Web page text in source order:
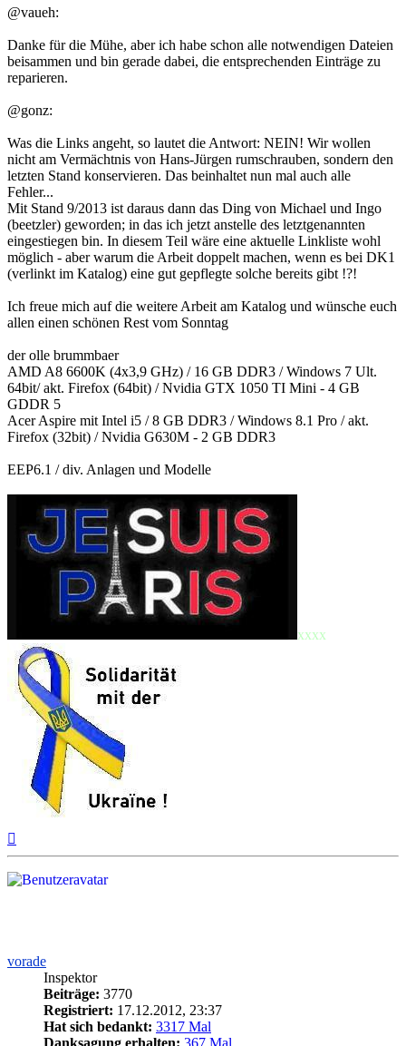
@vaueh:
Danke für die Mühe, aber ich habe schon alle notwendigen Dateien
beisammen und bin gerade dabei, die entsprechenden Einträge zu
reparieren.
@gonz:
Was die Links angeht, so lautet die Antwort: NEIN! Wir wollen
nicht am Vermächtnis von Hans-Jürgen rumschrauben, sondern den
letzten Stand konservieren. Das beinhaltet nun mal auch alle
Fehler...
Mit Stand 9/2013 ist daraus dann das Ding von Michael und Ingo
(beetzler) geworden; in das ich jetzt anstelle des letztgenannten
eingestiegen bin. In diesem Teil wäre eine aktuelle Linkliste wohl
möglich - aber warum die Arbeit doppelt machen, wenn es bei DK1
(verlinkt im Katalog) eine gut gepflegte solche bereits gibt !?!
Ich freue mich auf die weitere Arbeit am Katalog und wünsche euch
allen einen schönen Rest vom Sonntag
der olle brummbaer
AMD A8 6600K (4x3,9 GHz) / 16 GB DDR3 / Windows 7 Ult.
64bit/ akt. Firefox (64bit) / Nvidia GTX 1050 TI Mini - 4 GB
GDDR 5
Acer Aspire mit Intel i5 / 8 GB DDR3 / Windows 8.1 Pro / akt.
Firefox (32bit) / Nvidia G630M - 2 GB DDR3
EEP6.1 / div. Anlagen und Modelle
xxxx
oben
vorade
Inspektor
Beiträge: 3770
Registriert: 17.12.2012, 23:37
Hat sich bedankt: 3317 Mal